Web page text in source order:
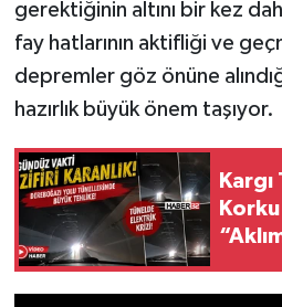
gerektiğinin altını bir kez
fay hatlarının aktifliği ve
depremler göz önüne
hazırlık büyük önem taşıyor.